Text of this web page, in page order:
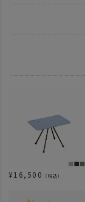
¥16,500 （税込）